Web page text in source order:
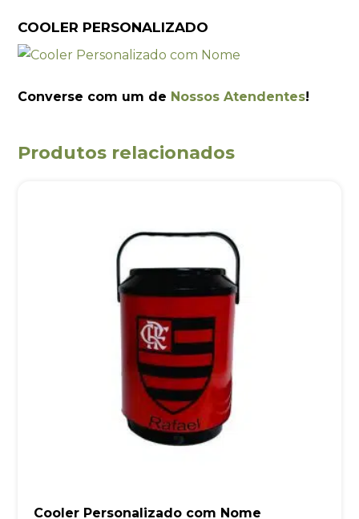
COOLER PERSONALIZADO
Converse com um de Nossos Atendentes!
Produtos relacionados
Cooler Personalizado com Nome